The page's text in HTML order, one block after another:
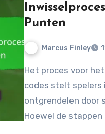
Punten
Marcus Finley
Het proces voor het inwisselen van EA SPORTS FC 24-
codes stelt
ontgrendelen door
Hoewel de